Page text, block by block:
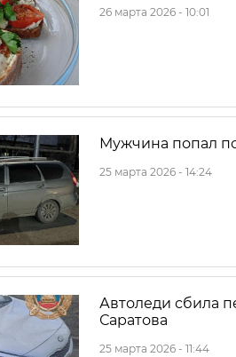
26 марта 2026 - 10:01
Мужчина попал
25 марта 2026 - 14:24
Автоледи сбила
Саратова
25 марта 2026 - 11:44